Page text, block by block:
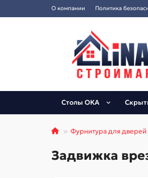
О компании Политика
Столы ОКА
Фурнитура для дверей
Задвижка